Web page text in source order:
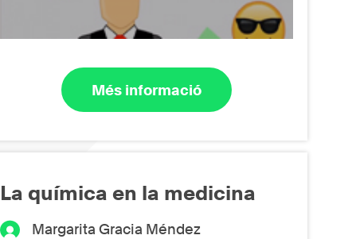
Més informació
La química en la medicina
Margarita Gracia Méndez